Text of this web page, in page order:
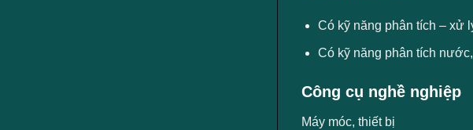
Có kỹ năng phân tích – xử
Có kỹ năng phân tích
Công cụ nghề nghiệp
Máy móc, thiết bị